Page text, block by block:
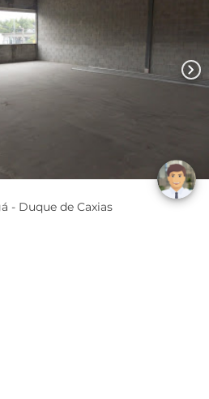
chevron_right
Sala em Jardim Anhangá - Duque de Caxias